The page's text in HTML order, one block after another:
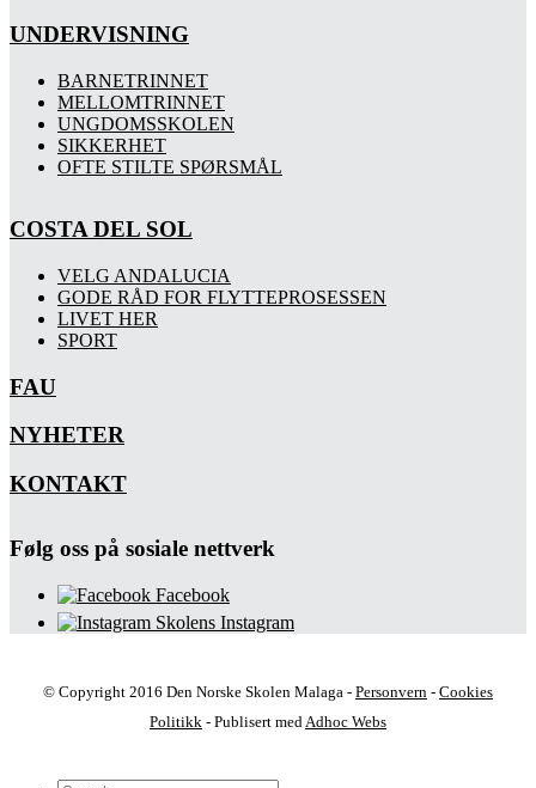
UNDERVISNING
BARNETRINNET
MELLOMTRINNET
UNGDOMSSKOLEN
SIKKERHET
OFTE STILTE SPØRSMÅL
COSTA DEL SOL
VELG ANDALUCIA
GODE RÅD FOR FLYTTEPROSESSEN
LIVET HER
SPORT
FAU
NYHETER
KONTAKT
Følg oss på sosiale nettverk
Facebook
Skolens Instagram
© Copyright 2016 Den Norske Skolen Malaga - Personvern - Cookies
Politikk - Publisert med Adhoc Webs